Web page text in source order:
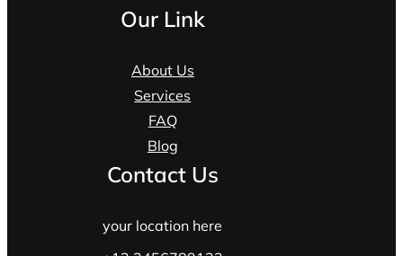
Our Link
About Us
Services
FAQ
Blog
Contact Us
your location here